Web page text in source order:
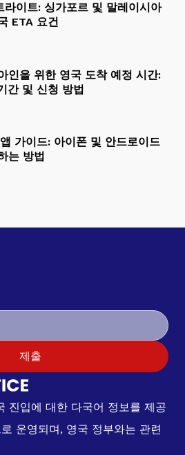
라이트: 싱가포르 및 말레이시아
ETA 요건
인을 위한 영국 도착 예정 시간:
간 및 신청 방법
가이드: 아이폰 및 안드로이드
는 방법
제출
진입에 대한 다국어 정보를 제공
운영되며, 영국 정부와는 관련